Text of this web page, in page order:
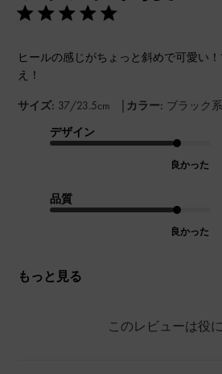
ヒールの感じがちょっと斜めで可愛い
え！
サイズ: 37/23.5cm | カラー: ブラック系
デザイン
良かった
品質
良かった
もっと見る
このレビューは役